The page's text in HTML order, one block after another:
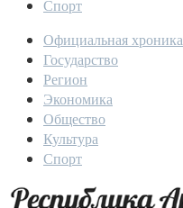
Спорт
Официальная хроника
Государство
Регион
Экономика
Общество
Культура
Спорт